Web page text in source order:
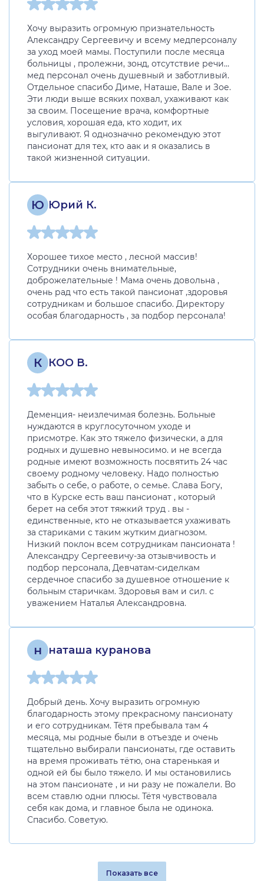
Хочу выразить огромную признательность
Александру Сергеевичу и всему медперсоналу
за уход моей мамы. Поступили после месяца
больницы , пролежни, зонд, отсутствие речи…
мед персонал очень душевный и заботливый.
Отдельное спасибо Диме, Наташе, Вале и Зое.
Эти люди выше всяких похвал, ухаживают как
за своим. Посещение врача, комфортные
условия, хорошая еда, кто ходит, их
выгуливают. Я однозначно рекомендую этот
пансионат для тех, кто аак и я оказались в
такой жизненной ситуации.
Ю Юрий К.
Хорошее тихое место , лесной массив!
Сотрудники очень внимательные,
доброжелательные ! Мама очень довольна ,
очень рад что есть такой пансионат ,здоровья
сотрудникам и большое спасибо. Директору
особая благодарность , за подбор персонала!
К КОО В.
Деменция- неизлечимая болезнь. Больные
нуждаются в круглосуточном уходе и
присмотре. Как это тяжело физически, а для
родных и душевно невыносимо. и не всегда
родные имеют возможность посвятить 24 час
своему родному человеку. Надо полностью
забыть о себе, о работе, о семье. Слава Богу,
что в Курске есть ваш пансионат , который
берет на себя этот тяжкий труд . вы -
единственные, кто не отказывается ухаживать
за стариками с таким жутким диагнозом.
Низкий поклон всем сотрудникам пансионата !
Александру Сергеевичу-за отзывчивость и
подбор персонала, Девчатам-сиделкам
сердечное спасибо за душевное отношение к
больным старичкам. Здоровья вам и сил. с
уважением Наталья Александровна.
н наташа куранова
Добрый день. Хочу выразить огромную
благодарность этому прекрасному пансионату
и его сотрудникам. Тётя пребывала там 4
месяца, мы родные были в отъезде и очень
тщательно выбирали пансионаты, где оставить
на время проживать тётю, она старенькая и
одной ей бы было тяжело. И мы остановились
на этом пансионате , и ни разу не пожалели. Во
всем ставлю одни плюсы. Тётя чувствовала
себя как дома, и главное была не одинока.
Спасибо. Советую.
Показать все